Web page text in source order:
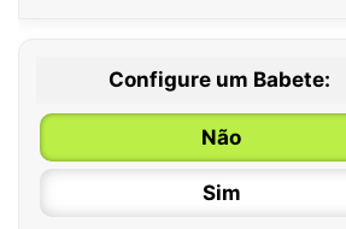
Configure um Babete:
Não
Sim